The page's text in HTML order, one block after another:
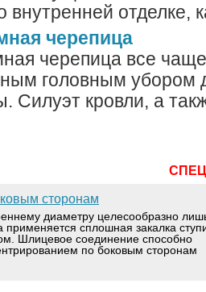
внутренней отделке,
черепица
черепица все
головным убором
Силуэт кровли, а
сторонам
диаметру целесообразно
применяется сплошная закалка
Шлицевое соединение способно
по боковым сторонам